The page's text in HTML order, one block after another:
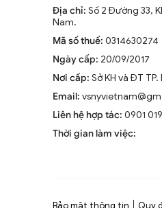
Địa chỉ: Số 2 Đường 33,
Nam.
Mã số thuế: 0314630274
Ngày cấp: 20/09/2017
Nơi cấp: Sở KH và ĐT
Email:
Liên hệ hợp tác: 0901
Thời gian làm việc:
Bảo mật thông tin Quy